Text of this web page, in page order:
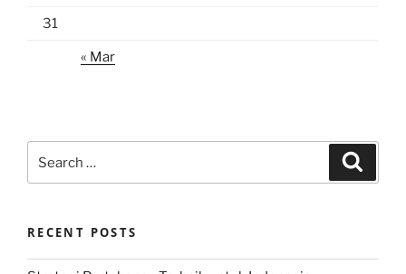
31
« Mar
for:
RECENT POSTS